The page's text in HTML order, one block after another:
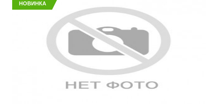
НОВИНКА